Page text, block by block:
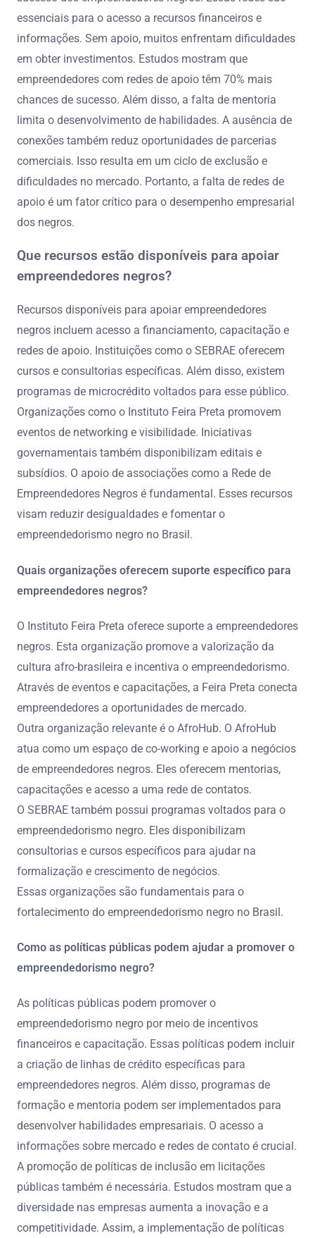
essenciais para o acesso a recursos financeiros e
informações. Sem apoio, muitos enfrentam dificuldades
em obter investimentos. Estudos mostram que
empreendedores com redes de apoio têm 70% mais
chances de sucesso. Além disso, a falta de mentoria
limita o desenvolvimento de habilidades. A ausência de
conexões também reduz oportunidades de parcerias
comerciais. Isso resulta em um ciclo de exclusão e
dificuldades no mercado. Portanto, a falta de redes de
apoio é um fator crítico para o desempenho empresarial
dos negros.
Que recursos estão disponíveis para apoiar
empreendedores negros?
Recursos disponíveis para apoiar empreendedores
negros incluem acesso a financiamento, capacitação e
redes de apoio. Instituições como o SEBRAE oferecem
cursos e consultorias específicas. Além disso, existem
programas de microcrédito voltados para esse público.
Organizações como o Instituto Feira Preta promovem
eventos de networking e visibilidade. Iniciativas
governamentais também disponibilizam editais e
subsídios. O apoio de associações como a Rede de
Empreendedores Negros é fundamental. Esses recursos
visam reduzir desigualdades e fomentar o
empreendedorismo negro no Brasil.
Quais organizações oferecem suporte específico para
empreendedores negros?
O Instituto Feira Preta oferece suporte a empreendedores
negros. Esta organização promove a valorização da
cultura afro-brasileira e incentiva o empreendedorismo.
Através de eventos e capacitações, a Feira Preta conecta
empreendedores a oportunidades de mercado.
Outra organização relevante é o AfroHub. O AfroHub
atua como um espaço de co-working e apoio a negócios
de empreendedores negros. Eles oferecem mentorias,
capacitações e acesso a uma rede de contatos.
O SEBRAE também possui programas voltados para o
empreendedorismo negro. Eles disponibilizam
consultorias e cursos específicos para ajudar na
formalização e crescimento de negócios.
Essas organizações são fundamentais para o
fortalecimento do empreendedorismo negro no Brasil.
Como as políticas públicas podem ajudar a promover o
empreendedorismo negro?
As políticas públicas podem promover o
empreendedorismo negro por meio de incentivos
financeiros e capacitação. Essas políticas podem incluir
a criação de linhas de crédito específicas para
empreendedores negros. Além disso, programas de
formação e mentoria podem ser implementados para
desenvolver habilidades empresariais. O acesso a
informações sobre mercado e redes de contato é crucial.
A promoção de políticas de inclusão em licitações
públicas também é necessária. Estudos mostram que a
diversidade nas empresas aumenta a inovação e a
competitividade. Assim, a implementação de políticas